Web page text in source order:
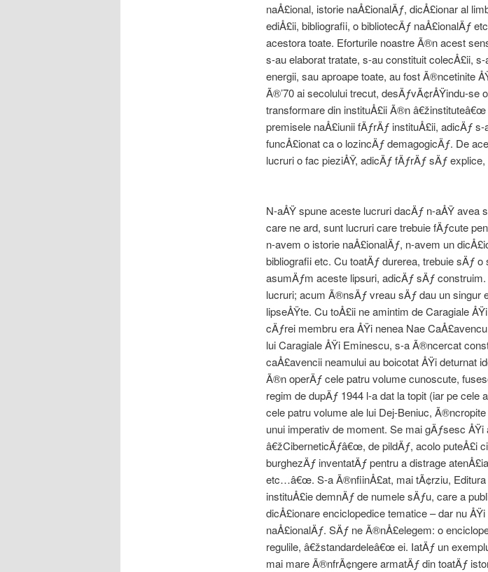
naÅ£ional, istorie naÅ£ionalÄƒ, dicÅ£ionar al
ediÅ£ii, bibliografii, o bibliotecÄƒ naÅ£ionalÄƒ
acestora toate. Eforturile noastre Ã®n acest
s-au elaborat tratate, s-au constituit colecÅ£ii,
energii, sau aproape toate, au fost Ã®ncetinite
Ã®’70 ai secolului trecut, desÄƒvÃ¢rÅŸindu-se
transformare din instituÅ£ii Ã®n
premisele naÅ£iunii fÄƒrÄƒ instituÅ£ii, adicÄƒ
funcÅ£ionat ca o lozincÄƒ demagogicÄƒ. De
lucruri o fac pieziÅŸ, adicÄƒ fÄƒrÄƒ sÄƒ
N-aÅŸ spune aceste lucruri dacÄƒ n-aÅŸ avea
care ne ard, sunt lucruri care trebuie fÄƒcute
n-avem o istorie naÅ£ionalÄƒ, n-avem un
bibliografii etc. Cu toatÄƒ durerea, trebuie sÄƒ
asumÄƒm aceste lipsuri, adicÄƒ sÄƒ
lucruri; acum Ã®nsÄƒ vreau sÄƒ dau un singur
lipseÅŸte. Cu toÅ£ii ne amintim de Caragiale
cÄƒrei membru era ÅŸi nenea Nae
lui Caragiale ÅŸi Eminescu, s-a Ã®ncercat
caÅ£avencii neamului au boicotat ÅŸi deturnat
Ã®n operÄƒ cele patru volume cunoscute,
regim de dupÄƒ 1944 l-a dat la topit (iar pe cele
cele patru volume ale lui Dej-Beniuc,
unui imperativ de moment. Se mai gÄƒsesc
â€žCiberneticÄƒâ€œ, de pildÄƒ, acolo puteÅ£i
burghezÄƒ inventatÄƒ pentru a distrage
etc…â€œ. S-a Ã®nfiinÅ£at, mai tÃ¢rziu, Editura
instituÅ£ie demnÄƒ de numele sÄƒu, care a
dicÅ£ionare enciclopedice tematice – dar nu
naÅ£ionalÄƒ. SÄƒ ne Ã®nÅ£elegem: o
regulile, â€žstandardeleâ€œ ei. IatÄƒ un
mai mare Ã®nfrÃ¢ngere armatÄƒ din toatÄƒ